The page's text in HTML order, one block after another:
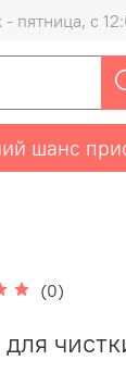
пятница, с
(0)